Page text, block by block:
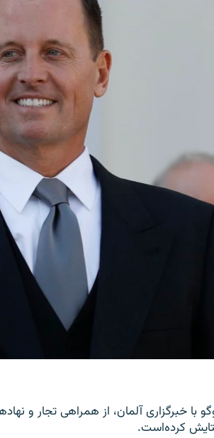
با خبرگزاری آلمان، از همراهی تجار و
کرده‌است.